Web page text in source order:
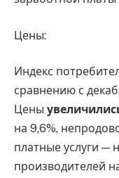
Цены:
Индекс
сравнению с
Цены
на 9,6%,
платные услуги —
производителей